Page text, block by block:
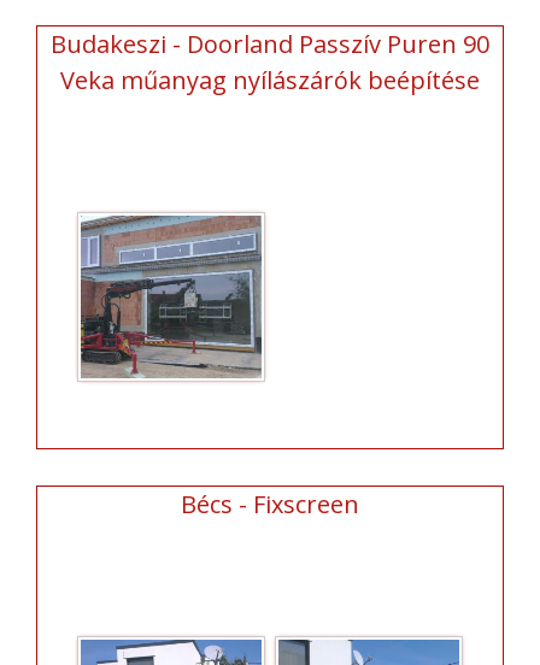
Budakeszi - Doorland Passzív Puren 90
Veka műanyag nyílászárók beépítése
Bécs - Fixscreen